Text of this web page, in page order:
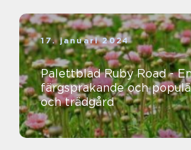
17. januari 2024
Palettblad Ruby Road -
färgsprakande och
och trädgård